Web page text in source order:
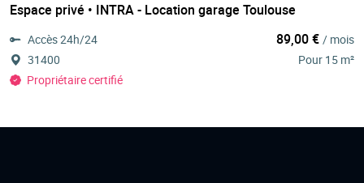
Espace privé • INTRA - Location garage Toulouse
Accès 24h/24
31400
Propriétaire certifié
89,00 € / mois
Pour 15 m²